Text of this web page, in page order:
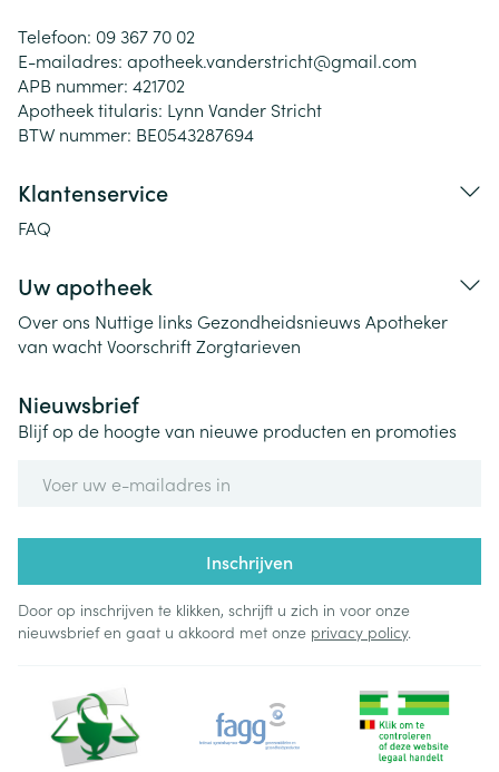
Telefoon: 09 367 70 02
E-mailadres: apotheek.vanderstricht@gmail.com
APB nummer: 421702
Apotheek titularis: Lynn Vander Stricht
BTW nummer: BE0543287694
Klantenservice
FAQ
Uw apotheek
Over ons Nuttige links Gezondheidsnieuws Apotheker
van wachtVoorschriftZorgtarieven
Nieuwsbrief
Blijf op de hoogte van nieuwe producten en promoties
Inschrijven
Door op inschrijven te klikken, schrijft u zich in voor onze
nieuwsbrief en gaat u akkoord met onze privacy policy.